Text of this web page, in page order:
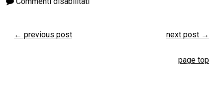
← previous post next post →
page top